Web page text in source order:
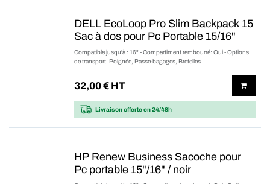
DELL EcoLoop Pro Slim Backpack 15
Sac à dos pour Pc Portable 15/16"
Compatible jusqu'à : 16" - Compartiment rembourré: Oui - Options
de transport: Poignée, Passe-bagages, Bretelles
32,00€ HT
Livraison offerteen 24/48h
HP Renew Business Sacoche pour
Pc portable 15"/16" / noir